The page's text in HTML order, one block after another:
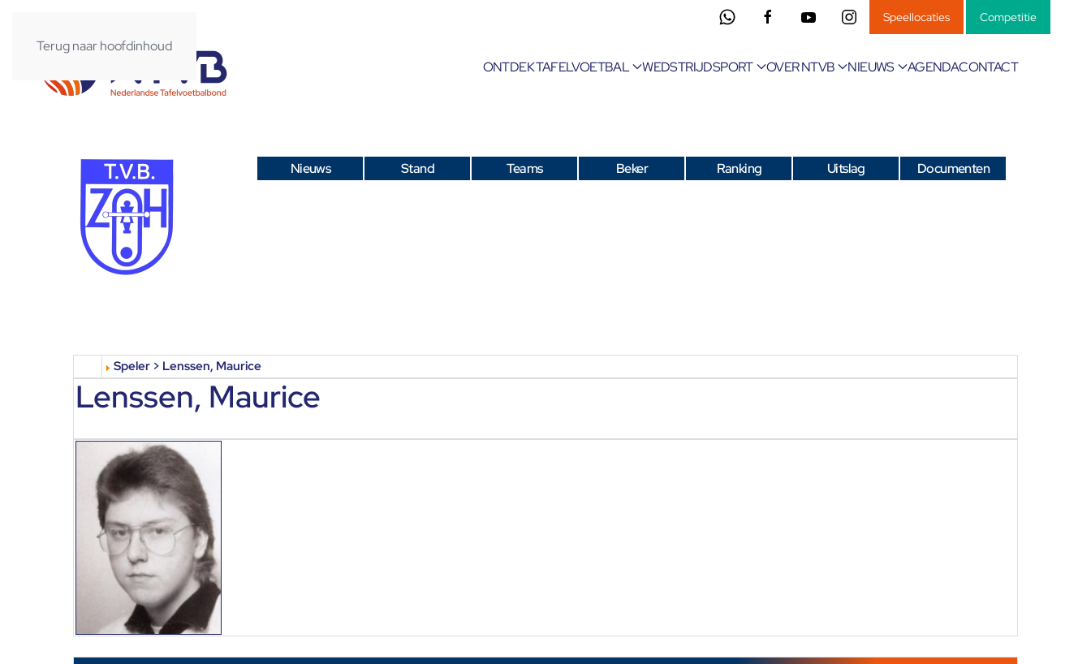
Terug naar hoofdinhoud
Speellocaties Competitie
ONTDEK TAFELVOETBAL WEDSTRIJDSPORT OVER NTVB NIEUWS AGENDACONTACT
Nieuws Stand Teams Beker Ranking Uitslag Documenten
Speler > Lenssen, Maurice
Lenssen, Maurice